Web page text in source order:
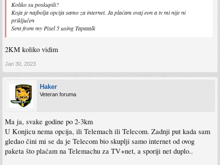
Koliko su poskupili?
Koja je najbolja opcija samo za internet. Ja plaćam ovaj eon a tv mi nije ni
priključen
Sent from my Pixel 5 using Tapatalk
2KM koliko vidim
Jan 30, 2023
Haker
Veteran foruma
Ma ja, svake godine po 2-3km
U Konjicu nema opcija, ili Telemach ili Telecom. Zadnji put kada sam
gledao čini mi se da je Telecom bio skuplji samo internet od ovog
paketa što plaćam na Telemachu za TV+net, a sporiji net duplo..